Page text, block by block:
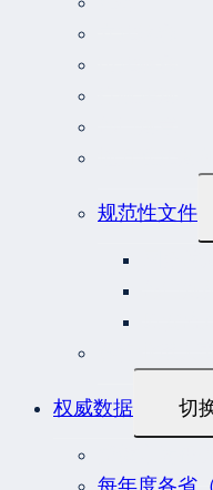
规范性文件
权威数据 切